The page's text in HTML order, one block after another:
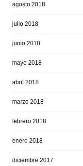
agosto 2018
julio 2018
junio 2018
mayo 2018
abril 2018
marzo 2018
febrero 2018
enero 2018
diciembre 2017